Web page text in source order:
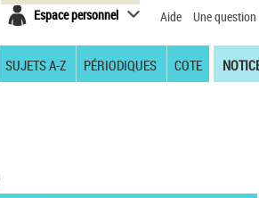
Espace personnel Aide Une question
SUJETS A-Z PÉRIODIQUES COTE